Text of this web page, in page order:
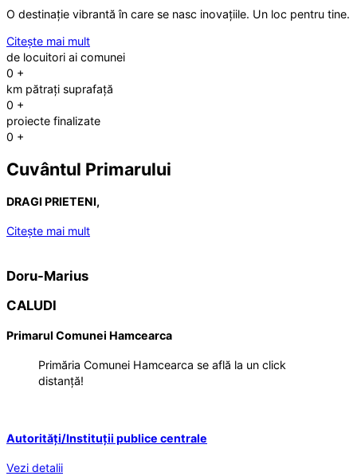
O destinație vibrantă în care se nasc inovațiile. Un loc pentru tine.
Citește mai mult
de locuitori ai comunei
0 +
km pătrați suprafață
0 +
proiecte finalizate
0 +
Cuvântul Primarului
DRAGI PRIETENI,
Citește mai mult
Doru-Marius
CALUDI
Primarul Comunei Hamcearca
Primăria Comunei Hamcearca se află la un click
distanță!
Autorități/Instituții publice centrale
Vezi detalii